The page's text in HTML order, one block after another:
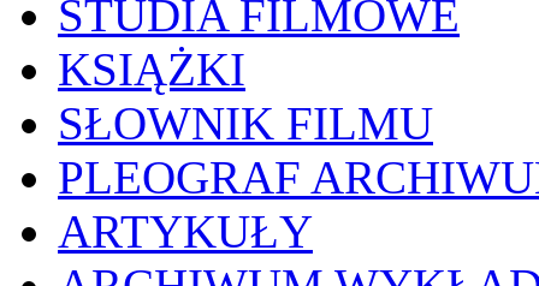
STUDIA FILMOWE
KSIĄŻKI
SŁOWNIK FILMU
PLEOGRAF
ARTYKUŁY